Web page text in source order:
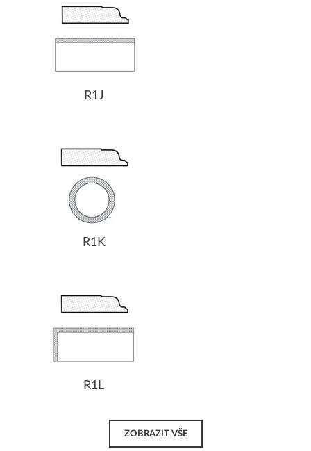
R1J
R1K
R1L
ZOBRAZIT VŠE